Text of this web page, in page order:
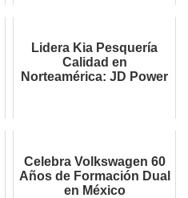
Lidera Kia Pesquería
Calidad en
Norteamérica: JD Power
Celebra Volkswagen 60
Años de Formación Dual
en México